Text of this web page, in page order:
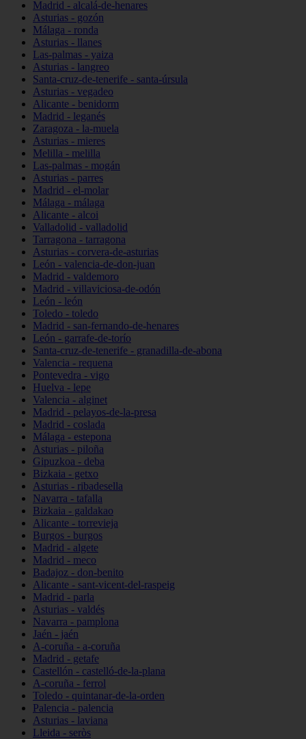
Madrid - alcalá-de-henares
Asturias - gozón
Málaga - ronda
Asturias - llanes
Las-palmas - yaiza
Asturias - langreo
Santa-cruz-de-tenerife - santa-úrsula
Asturias - vegadeo
Alicante - benidorm
Madrid - leganés
Zaragoza - la-muela
Asturias - mieres
Melilla - melilla
Las-palmas - mogán
Asturias - parres
Madrid - el-molar
Málaga - málaga
Alicante - alcoi
Valladolid - valladolid
Tarragona - tarragona
Asturias - corvera-de-asturias
León - valencia-de-don-juan
Madrid - valdemoro
Madrid - villaviciosa-de-odón
León - león
Toledo - toledo
Madrid - san-fernando-de-henares
León - garrafe-de-torío
Santa-cruz-de-tenerife - granadilla-de-abona
Valencia - requena
Pontevedra - vigo
Huelva - lepe
Valencia - alginet
Madrid - pelayos-de-la-presa
Madrid - coslada
Málaga - estepona
Asturias - piloña
Gipuzkoa - deba
Bizkaia - getxo
Asturias - ribadesella
Navarra - tafalla
Bizkaia - galdakao
Alicante - torrevieja
Burgos - burgos
Madrid - algete
Madrid - meco
Badajoz - don-benito
Alicante - sant-vicent-del-raspeig
Madrid - parla
Asturias - valdés
Navarra - pamplona
Jaén - jaén
A-coruña - a-coruña
Madrid - getafe
Castellón - castelló-de-la-plana
A-coruña - ferrol
Toledo - quintanar-de-la-orden
Palencia - palencia
Asturias - laviana
Lleida - seròs